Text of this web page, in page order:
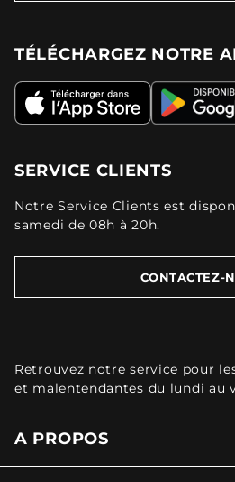
TÉLÉCHARGEZ NOTRE
SERVICE CLIENTS
Notre Service Clients est
samedi de 08h à 20h.
CONTACTEZ-
Retrouvez notre service pour
et malentendantes du lundi au
A PROPOS